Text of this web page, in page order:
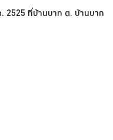
2525 ที่บ้านบาก ต. บ้านบาก